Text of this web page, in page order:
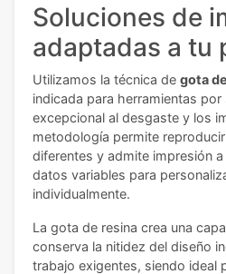
Soluciones de
adaptadas a tu
Utilizamos la técnica de gota
indicada para herramientas por
excepcional al desgaste y los
metodología permite
diferentes y admite impresión
datos variables para
individualmente.
La gota de resina crea una
conserva la nitidez del diseño
trabajo exigentes, siendo ideal